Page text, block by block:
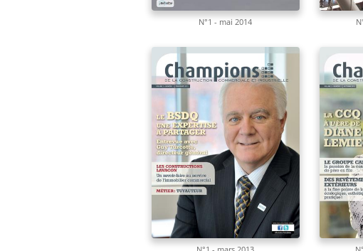
N°1 - mai 2014